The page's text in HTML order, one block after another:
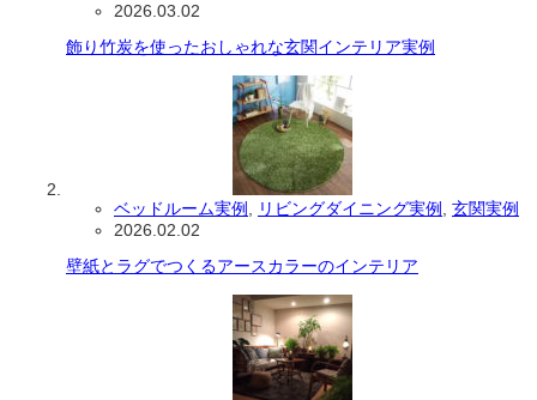
2026.03.02
飾り竹炭を使ったおしゃれな玄関インテリア実例
ベッドルーム実例 リビングダイニング実例
玄関実例
2026.02.02
壁紙とラグでつくるアースカラーのインテリア